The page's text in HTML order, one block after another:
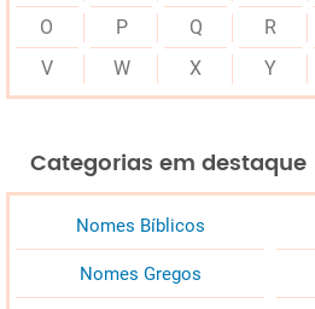
O
P Q R
V
W X Y
Categorias em destaque
Nomes Bíblicos
Nomes Gregos